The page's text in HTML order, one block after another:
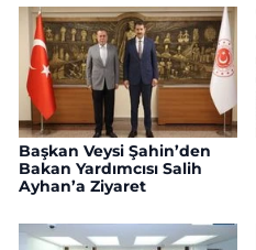
Başkan Veysi Şahin’den
Bakan Yardımcısı Salih
Ayhan’a Ziyaret